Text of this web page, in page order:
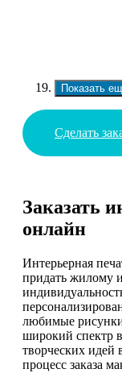
Показать
Сделать
Заказать
онлайн
Интерьерная
придать жилому
любимые
широкий спектр
творческих идей
процесс заказа